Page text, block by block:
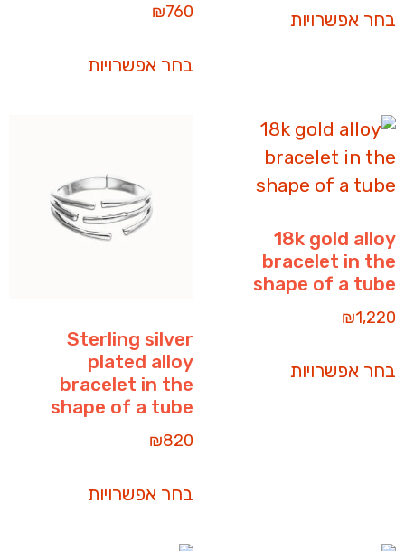
בחר אפשרויות ₪760
בחר אפשרויות
18k gold alloy
bracelet in the
shape of a tube
₪1,220
בחר אפשרויות
Sterling silver
plated alloy
bracelet in the
shape of a tube
₪820
בחר אפשרויות